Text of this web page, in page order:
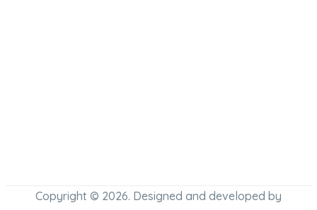
Copyright © 2026. Designed and developed by